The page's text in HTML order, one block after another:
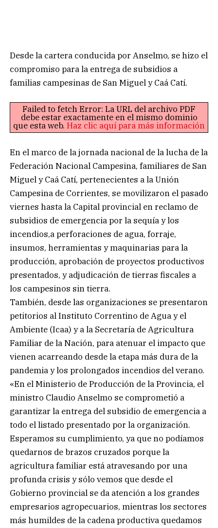
Desde la cartera conducida por Anselmo, se hizo el
compromiso para la entrega de subsidios a
familias campesinas de San Miguel y Caá Catí.
Failed to fetch Error: La URL del archivo PDF
debe estar exactamente en el mismo dominio
que esta web. Haz clic aquí para más información
En el marco de la jornada nacional de la lucha de la
Federación Nacional Campesina, familiares de San
Miguel y Caá Catí, pertenecientes a la Unión
Campesina de Corrientes, se movilizaron el pasado
viernes hasta la Capital provincial en reclamo de
subsidios de emergencia por la sequía y los
incendios,a perforaciones de agua, forraje,
insumos, herramientas y maquinarias para la
producción, aprobación de proyectos productivos
presentados, y adjudicación de tierras fiscales a
los campesinos sin tierra.
También, desde las organizaciones se presentaron
petitorios al Instituto Correntino de Agua y el
Ambiente (Icaa) y a la Secretaría de Agricultura
Familiar de la Nación, para atenuar el impacto que
vienen acarreando desde la etapa más dura de la
pandemia y los prolongados incendios del verano.
«En el Ministerio de Producción de la Provincia, el
ministro Claudio Anselmo se comprometió a
garantizar la entrega del subsidio de emergencia a
todo el listado presentado por la organización.
Esperamos su cumplimiento, ya que no podíamos
quedarnos de brazos cruzados porque la
agricultura familiar está atravesando por una
profunda crisis y sólo vemos que desde el
Gobierno provincial se da atención a los grandes
empresarios agropecuarios, mientras los sectores
más humildes de la cadena productiva quedamos